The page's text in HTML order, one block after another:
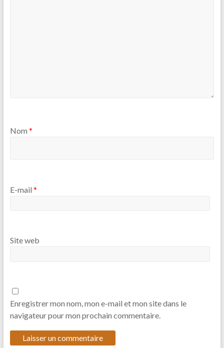
Nom *
E-mail *
Site web
Enregistrer mon nom, mon e-mail et mon site dans le
navigateur pour mon prochain commentaire.